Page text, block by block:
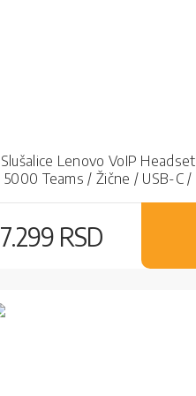
Slušalice Lenovo VoIP Headset
5000 Teams / Žične / USB-C /
7.299 RSD